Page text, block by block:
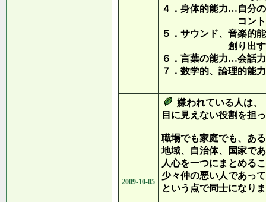
４．身体的能力…自分
コントロール
５．サウンド、音楽的
創り出す
６．言葉の能力…会話
７．数学的、論理的能
2009-10-05
嫌われている人は、
目に見えない役割を担
職場でも家庭でも、あ
地域、自治体、国家で
人心を一つにまとめる
少々仲の悪い人であっ
という点で同士になり